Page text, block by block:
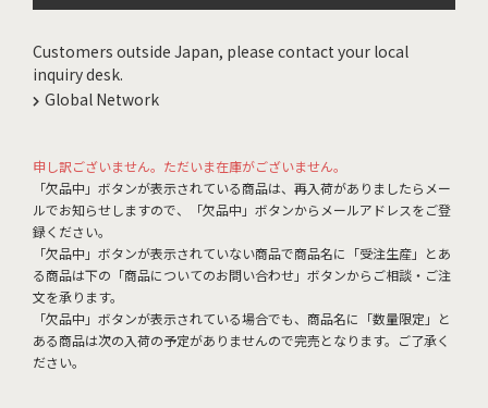
Customers outside Japan, please contact your local
inquiry desk.
Global Network
申し訳ございません。ただいま在庫がございません。
「欠品中」ボタンが表示されている商品は、再入荷がありましたらメー
ルでお知らせしますので、「欠品中」ボタンからメールアドレスをご登
録ください。
「欠品中」ボタンが表示されていない商品で商品名に「受注生産」とあ
る商品は下の「商品についてのお問い合わせ」ボタンからご相談・ご注
文を承ります。
「欠品中」ボタンが表示されている場合でも、商品名に「数量限定」と
ある商品は次の入荷の予定がありませんので完売となります。ご了承く
ださい。